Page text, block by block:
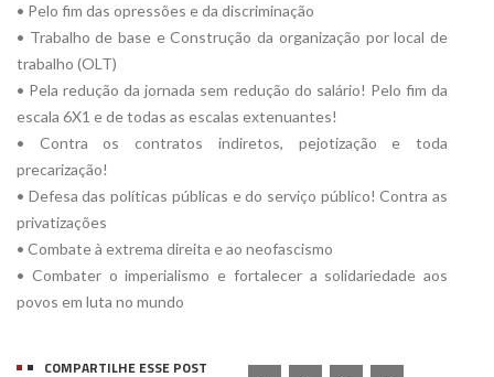
• Pelo fim das opressões e da discriminação
• Trabalho de base e Construção da organização por local de
trabalho (OLT)
• Pela redução da jornada sem redução do salário! Pelo fim da
escala 6X1 e de todas as escalas extenuantes!
• Contra os contratos indiretos, pejotização e toda
precarização!
• Defesa das políticas públicas e do serviço público! Contra as
privatizações
• Combate à extrema direita e ao neofascismo
• Combater o imperialismo e fortalecer a solidariedade aos
povos em luta no mundo
COMPARTILHE ESSE POST